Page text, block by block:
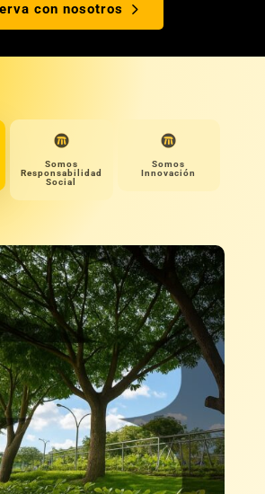
con nosotros
Somos
Responsabilidad
Social
Somos
Innovación